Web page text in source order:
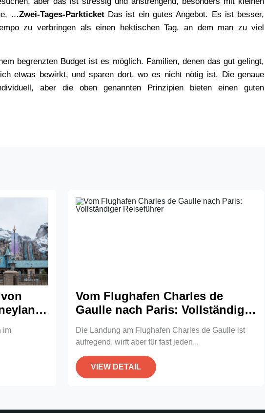
…Zwei-Tages-Parkticket Das ist ein gutes Angebot. Es ist besser,
zu verbringen als einen hektischen Tag, an dem man zu viel
begrenzten Budget ist es möglich. Familien, denen das gut gelingt,
etwas bewirkt, und sparen dort, wo es nicht nötig ist. Die genaue
aber die oben genannten Prinzipien bieten einen guten
im
Vom Flughafen Charles de
Gaulle nach Paris: Vollständiger
Die Landung am Flughafen Charles de Gaulle ist
aufregend, wirft aber für fast jeden...
VIEW DETAIL